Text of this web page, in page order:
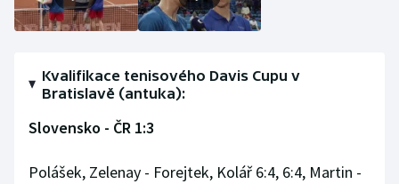
Kvalifikace tenisového Davis Cupu v
Bratislavě (antuka):
Slovensko - ČR 1:3
Polášek, Zelenay - Forejtek, Kolář 6:4, 6:4, Martin -